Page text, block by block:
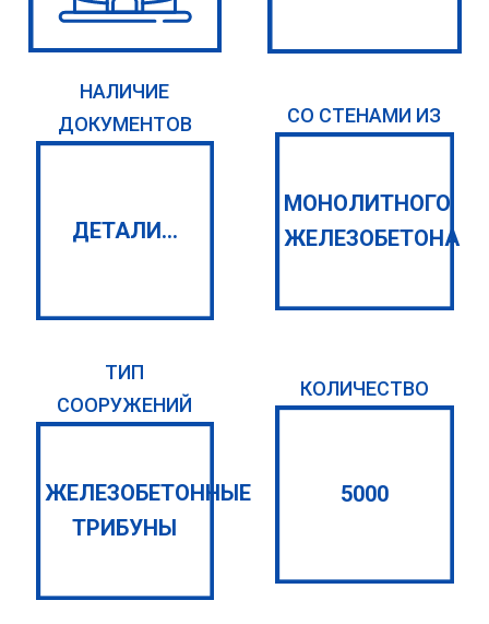
НАЛИЧИЕ
ДОКУМЕНТОВ
ДЕТАЛИ...
СО СТЕНАМИ ИЗ
МОНОЛИТНОГО
ЖЕЛЕЗОБЕТОНА
ТИП
СООРУЖЕНИЙ
ЖЕЛЕЗОБЕТОННЫЕ
ТРИБУНЫ
КОЛИЧЕСТВО
5000